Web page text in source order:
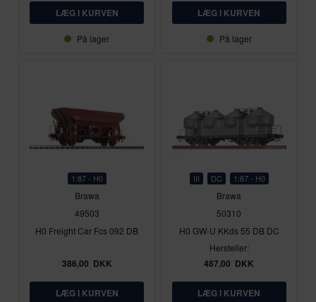
På lager På lager
1:87 - H0
Brawa
49503
H0 Freight Car Fcs 092 DB
386,00 DKK
III DC 1:87 - H0
Brawa
50310
H0 GW-U KKds 55 DB DC
Hersteller:
487,00 DKK